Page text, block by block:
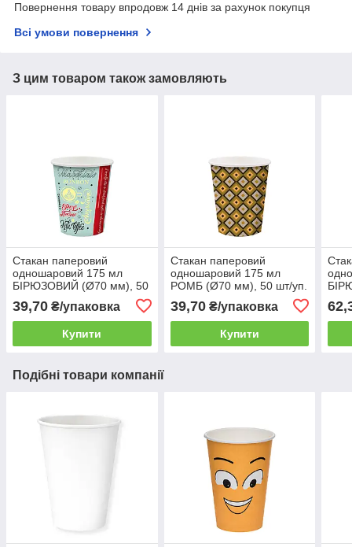
Повернення товару впродовж 14 днів за рахунок покупця
Всі умови повернення
З цим товаром також замовляють
Стакан паперовий
одношаровий 175 мл
БІРЮЗОВИЙ (Ø70 мм), 50
39,70 ₴/упаковка
Купити
Стакан паперовий
одношаровий 175 мл
РОМБ (Ø70 мм), 50 шт/уп.
39,70₴/упаковка
Купити
Подібні товари компанії